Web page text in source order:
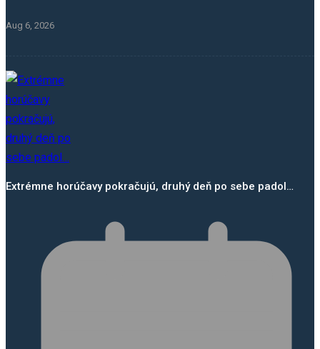
Aug 6, 2026
Extrémne horúčavy pokračujú, druhý deň po sebe padol…